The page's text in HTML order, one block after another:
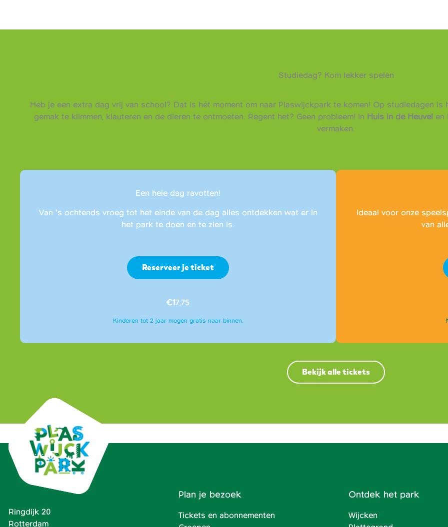
Studiedag? Kom lekker spelen
Heb je een extra dag vrij van school? Dat is hét moment om naar Plaswijckpark te komen! Op studiedagen
gemak te klimmen, klauteren en de dieren te ontmoeten. Regent het? Geen probleem! In Huis in de Heuvel en
vermaken.
Een hele dag ravotten!
Van ’s ochtends vroeg tot het einde van de dag alles ontdekken wat er in
het park te doen en te zien is.
Reserveer je ticket
€17,75
Kinderen tot 2 jaar mogen gratis naar binnen.
Ideaal voor onze
van
Bekijk alle tickets
Ringdijk 20
Rotterdam
Plan je bezoek
Tickets en abonnementen
Ontdek het park
Wijcken